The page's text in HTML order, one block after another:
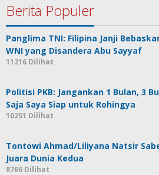
Berita Populer
Panglima TNI: Filipina Janji
WNI yang Disandera Abu Sayyaf
11216 Dilihat
Politisi PKB: Jangankan 1 Bulan, 3
Saja Saya Siap untuk Rohingya
10251 Dilihat
Tontowi Ahmad/Liliyana Natsir
Juara Dunia Kedua
8766 Dilihat